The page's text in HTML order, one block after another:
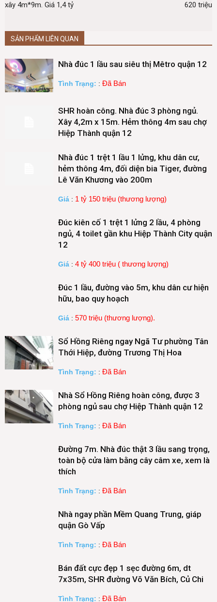
xây 4m*9m. Giá 1,4 tỷ
620 triệu
SẢN PHẨM LIÊN QUAN
Nhà đúc 1 lầu sau siêu thị Mêtro quận 12
Tình Trạng: : Đã Bán
SHR hoàn công. Nhà đúc 3 phòng ngủ.
Xây 4,2m x 15m. Hẻm thông 4m sau chợ
Hiệp Thành quận 12
Nhà đúc 1 trệt 1 lầu 1 lửng, khu dân cư,
hẻm thông 4m, đối diện bia Tiger, đường
Lê Văn Khương vào 200m
Giá : 1 tỷ 150 triệu (thương lượng)
Đúc kiên cố 1 trệt 1 lửng 2 lầu, 4 phòng
ngủ, 4 toilet gần khu Hiệp Thành City quận
12
Giá : 4 tỷ 400 triệu ( thương lượng)
Đúc 1 lầu, đường vào 5m, khu dân cư hiện
hữu, bao quy hoạch
Giá : 570 triệu (thương lượng).
Sổ Hồng Riêng ngay Ngã Tư phường Tân
Thới Hiệp, đường Trương Thị Hoa
Tình Trạng: : Đã Bán
Nhà Sổ Hồng Riêng hoàn công, được 3
phòng ngủ sau chợ Hiệp Thành quận 12
Tình Trạng: : Đã Bán
Đường 7m. Nhà đúc thật 3 lầu sang trọng,
toàn bộ cửa làm bằng cây câm xe, xem là
thích
Tình Trạng: : Đã Bán
Nhà ngay phần Mềm Quang Trung, giáp
quận Gò Vấp
Tình Trạng: : Đã Bán
Bán đất cực đẹp 1 sẹc đường 6m, dt
7x35m, SHR đường Võ Văn Bích, Củ Chi
Tình Trạng: : Đã Bán